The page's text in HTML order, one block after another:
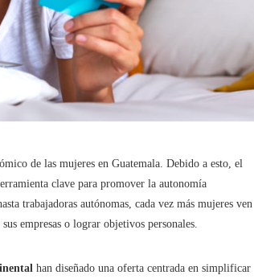
de las mujeres en Guatemala. Debido a esto, el
clave para promover la autonomía
trabajadoras autónomas, cada vez más mujeres ven
empresas o lograr objetivos personales.
han diseñado una oferta centrada en simplificar